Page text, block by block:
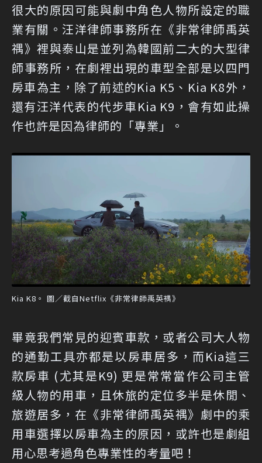
很大的原因可能與劇中角色人物所設定的職
業有關。汪洋律師事務所在《非常律師禹英
禑》裡與泰山是並列為韓國前二大的大型律
師事務所，在劇裡出現的車型全部是以四門
房車為主，除了前述的Kia K5、Kia K8外，
還有汪洋代表的代步車Kia K9，會有如此操
作也許是因為律師的「專業」。
Kia K8。 圖／截自Netflix《非常律師禹英禑》
畢竟我們常見的迎賓車款，或者公司大人物
的通勤工具亦都是以房車居多，而Kia這三
款房車 (尤其是K9) 更是常常當作公司主管
級人物的用車，且休旅的定位多半是休閒、
旅遊居多，在《非常律師禹英禑》劇中的乘
用車選擇以房車為主的原因，或許也是劇組
用心思考過角色專業性的考量吧！